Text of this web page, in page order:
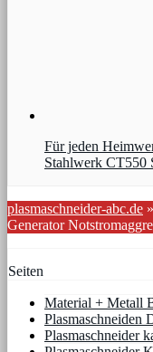
Für jeden
Stahlwerk CT550
plasmaschneider-abc.de »
Generator
Seiten
Material + Metall
Plasmaschneiden
Plasmaschneider